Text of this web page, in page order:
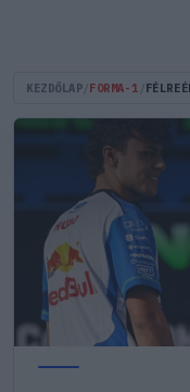
KEZDŐLAP FORMA-1